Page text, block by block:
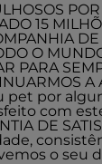
15
DE
O
PARA
A
pet por
com
DE
o seu